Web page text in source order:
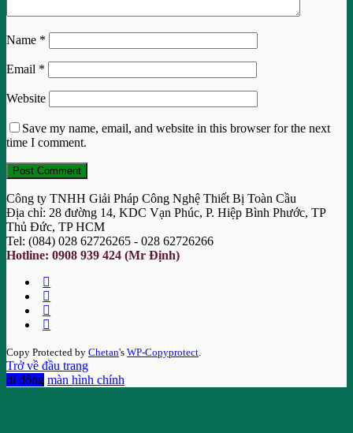
Name *
Email *
Website
Save my name, email, and website in this browser for the next
time I comment.
Công ty TNHH Giải Pháp Công Nghệ Thiết Bị Toàn Cầu
Địa chỉ: 28 đường 14, KDC Vạn Phúc, P. Hiệp Bình Phước, TP
Thủ Đức, TP HCM
Tel: (084) 028 62726265 - 028 62726266
Hotline: 0908 939 424 (Mr Định)
Copy Protected by Chetan's WP-Copyprotect.
Trở về đầu trang
di động màn hình chính